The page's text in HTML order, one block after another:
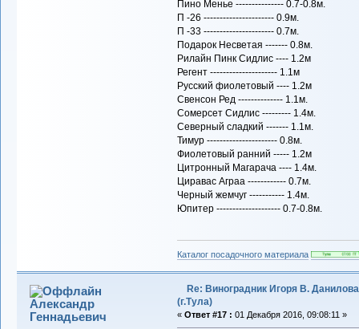
Пино Менье --------------- 0.7-0.8м.
П -26 ---------------------- 0.9м.
П -33 ---------------------- 0.7м.
Подарок Несветая ------- 0.8м.
Рилайн Пинк Сидлис ---- 1.2м
Регент --------------------- 1.1м
Русский фиолетовый ---- 1.2м
Свенсон Ред -------------- 1.1м.
Сомерсет Сидлис --------- 1.4м.
Северный сладкий ------- 1.1м.
Тимур ---------------------- 0.8м.
Фиолетовый ранний ----- 1.2м
Цитронный Магарача ---- 1.4м.
Циравас Аграа ------------ 0.7м.
Черный жемчуг ----------- 1.4м.
Юпитер -------------------- 0.7-0.8м.
Каталог посадочного материала
Александр
Геннадьевич
Re: Виноградник Игоря В. Данилова
(г.Тула)
« Ответ #17 : 01 Декабря 2016, 09:08:11 »